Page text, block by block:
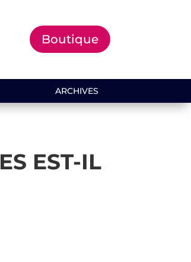
Boutique
ARCHIVES
EST-IL